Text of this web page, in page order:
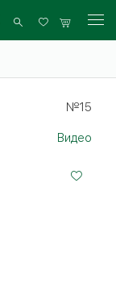
Войти
№15
Видео